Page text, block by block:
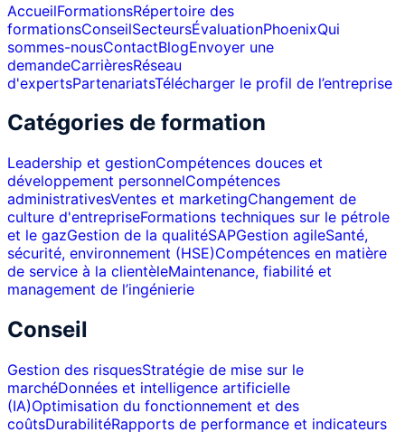
AccueilFormationsRépertoire des
formationsConseilSecteursÉvaluationPhoenixQui
sommes-nousContactBlogEnvoyer une
demandeCarrièresRéseau
d'expertsPartenariatsTélécharger le profil de l’entreprise
Catégories de formation
Leadership et gestionCompétences douces et
développement personnelCompétences
administrativesVentes et marketingChangement de
culture d'entrepriseFormations techniques sur le pétrole
et le gazGestion de la qualitéSAPGestion agileSanté,
sécurité, environnement (HSE)Compétences en matière
de service à la clientèleMaintenance, fiabilité et
management de l’ingénierie
Conseil
Gestion des risquesStratégie de mise sur le
marchéDonnées et intelligence artificielle
(IA)Optimisation du fonctionnement et des
coûtsDurabilitéRapports de performance et indicateurs